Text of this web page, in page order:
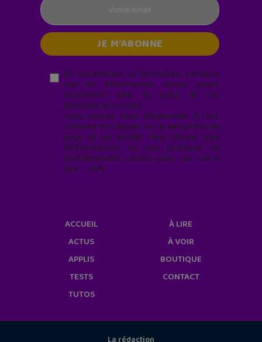
En soumettant ce formulaire, j’accepte
que les informations saisies soient
exploitées* dans le cadre de ma
demande de contact.
Vous pouvez vous désabonner à tout
moment en cliquant sur le lien en bas de
page de nos emails. Pour obtenir plus
d'informations sur nos pratiques de
confidentialité, rendez-vous sur notre
site web
ACCUEIL
ACTUS
APPLIS
TESTS
TUTOS
À LIRE
À VOIR
BOUTIQUE
CONTACT